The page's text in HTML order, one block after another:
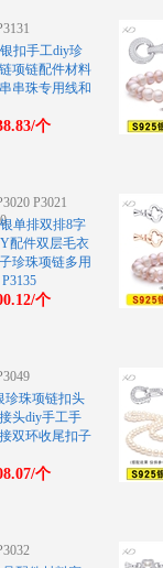
扣手工diy珍
项链配件材料
串珠专用线和
个
P3021
单排双排8字
配件双层毛衣
珍珠项链多用
个
珍珠项链扣头
头diy手工手
双环收尾扣子
个